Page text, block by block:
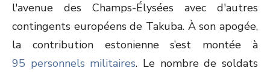
l'avenue des Champs-Élysées avec d'autres
contingents européens de Takuba. À son apogée,
la contribution estonienne s’est montée à
95 personnels militaires. Le nombre de soldats